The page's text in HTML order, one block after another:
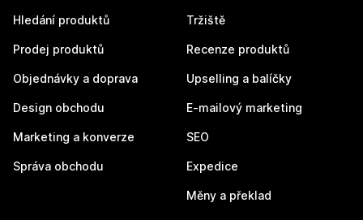
Hledání produktů
Prodej produktů
Objednávky a doprava
Design obchodu
Marketing a konverze
Správa obchodu
Tržiště
Recenze produktů
Upselling a balíčky
E-mailový marketing
SEO
Expedice
Měny a překlad